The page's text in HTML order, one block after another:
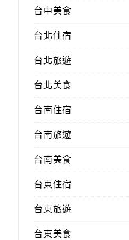
台中美食
台北住宿
台北旅遊
台北美食
台南住宿
台南旅遊
台南美食
台東住宿
台東旅遊
台東美食